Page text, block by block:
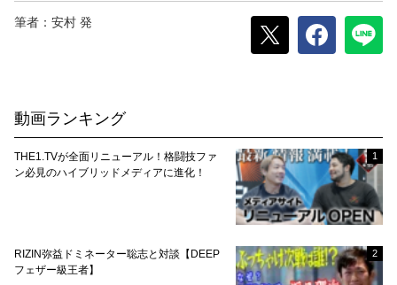
筆者：安村 発
動画ランキング
THE1.TVが全面リニューアル！格闘技ファ
ン必見のハイブリッドメディアに進化！
1
RIZIN弥益ドミネーター聡志と対談【DEEP
フェザー級王者】
2